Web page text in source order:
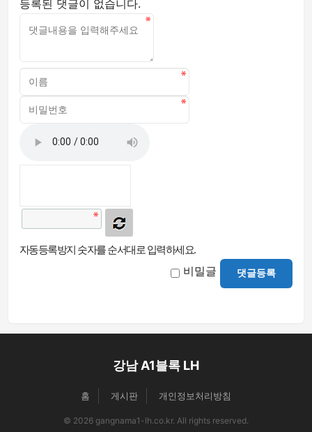
등록된 댓글이 없습니다.
자동등록방지 숫자를 순서대로 입력하세요.
비밀글 댓글등록
강남 A1블록 LH
홈 게시판 개인정보처리방침
© 2026 gangnama1-lh.co.kr. All rights reserved.